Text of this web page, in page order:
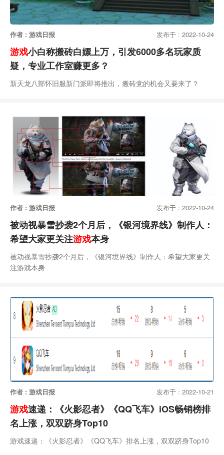
作者 : 游戏日报 发布于 : 2022-10-24
游戏小白称搬砖白嫖上万，引发6000多名玩家质
疑，专业工作室赚更多？
新天龙八部怀旧服新门派即将推出，搬砖党的机会又要来了？
作者 : 游戏日报 发布于 : 2022-10-24
被动视暴雪抄袭2个月后，《银河境界线》制作人：
希望大家更关注游戏本身
被动视暴雪抄袭2个月后，《银河境界线》制作人：希望大家更关
注游戏本身
作者 : 游戏日报 发布于 : 2022-10-21
游戏速递：《火影忍者》《QQ飞车》iOS畅销榜排
名上涨，双双跻身Top10
游戏速递：《火影忍者》《QQ飞车》排名上涨，双双跻身Top10